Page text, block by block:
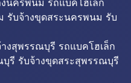
นครพนม รถแบคโฮเล็ก
รับจ้างขุดสระนครพนม รับ
งสุพรรณบุรี รถแบคโฮเล็ก
รี รับจ้างขุดสระสุพรรณบุรี